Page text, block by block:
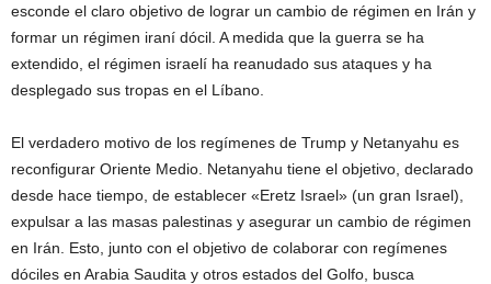
esconde el claro objetivo de lograr un cambio de régimen en Irán y
formar un régimen iraní dócil. A medida que la guerra se ha
extendido, el régimen israelí ha reanudado sus ataques y ha
desplegado sus tropas en el Líbano.
El verdadero motivo de los regímenes de Trump y Netanyahu es
reconfigurar Oriente Medio. Netanyahu tiene el objetivo, declarado
desde hace tiempo, de establecer «Eretz Israel» (un gran Israel),
expulsar a las masas palestinas y asegurar un cambio de régimen
en Irán. Esto, junto con el objetivo de colaborar con regímenes
dóciles en Arabia Saudita y otros estados del Golfo, busca